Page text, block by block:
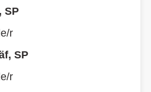
SP
r
SP
r